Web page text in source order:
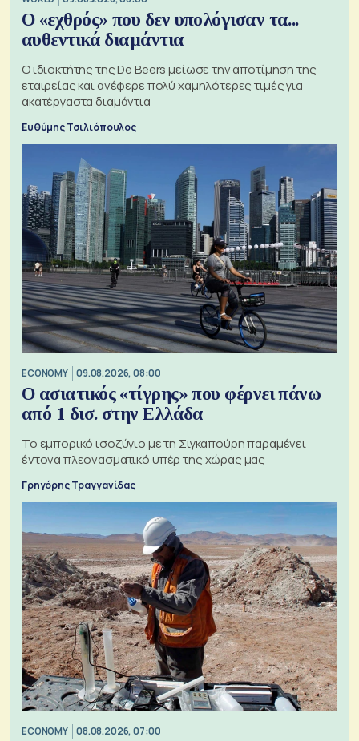
Ο «εχθρός» που δεν υπολόγισαν τα...
αυθεντικά διαμάντια
Ο ιδιοκτήτης της De Beers μείωσε την αποτίμηση της
εταιρείας και ανέφερε πολύ χαμηλότερες τιμές για
ακατέργαστα διαμάντια
Ευθύμης Τσιλιόπουλος
ECONOMY 09.08.2026, 08:00
Ο ασιατικός «τίγρης» που φέρνει πάνω
από 1 δισ. στην Ελλάδα
Το εμπορικό ισοζύγιο με τη Σιγκαπούρη παραμένει
έντονα πλεονασματικό υπέρ της χώρας μας
Γρηγόρης Τραγγανίδας
ECONOMY 08.08.2026, 07:00